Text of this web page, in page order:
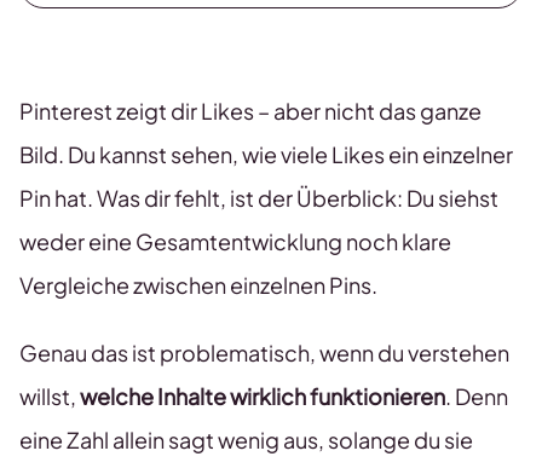
Pinterest zeigt dir Likes – aber nicht das ganze
Bild. Du kannst sehen, wie viele Likes ein einzelner
Pin hat. Was dir fehlt, ist der Überblick: Du siehst
weder eine Gesamtentwicklung noch klare
Vergleiche zwischen einzelnen Pins.
Genau das ist problematisch, wenn du verstehen
willst,welche Inhalte wirklich funktionieren. Denn
eine Zahl allein sagt wenig aus, solange du sie